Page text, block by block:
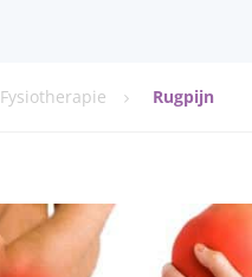
Fysiotherapie Rugpijn